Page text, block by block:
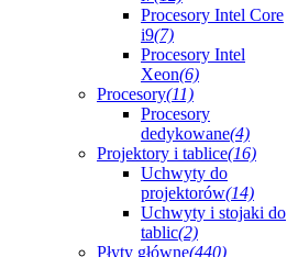
Procesory Intel Core
i9(7)
Procesory Intel
Xeon(6)
Procesory(11)
Procesory
dedykowane(4)
Projektory i tablice(16)
Uchwyty do
projektorów(14)
Uchwyty i stojaki do
tablic(2)
Płyty główne(440)